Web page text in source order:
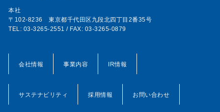
本社
〒102-8236 東京都千代田区九段北四丁目2番35号
TEL: 03-3265-2551 / FAX: 03-3265-0879
会社情報 事業内容 IR情報
サステナビリティ 採用情報 お問い合わせ